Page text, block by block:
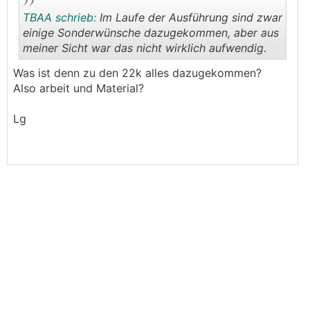
..
TBAA schrieb: Im Laufe der Ausführung sind zwar
einige Sonderwünsche dazugekommen, aber aus
meiner Sicht war das nicht wirklich aufwendig.
Was ist denn zu den 22k alles dazugekommen?
Also arbeit und Material?
Lg